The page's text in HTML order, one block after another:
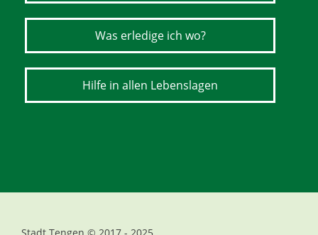
Was erledige ich wo?
Hilfe in allen Lebenslagen